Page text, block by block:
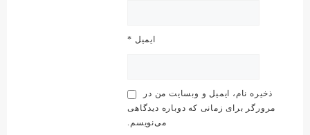
ایمیل *
ذخیره نام، ایمیل و وبسایت من در
مرورگر برای زمانی که دوباره دیدگاهی
می‌نویسم.